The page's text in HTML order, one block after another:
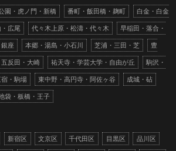
園・虎ノ門・新橋 番町・飯田橋・麹町 白金・白金
広尾 代々木上原・松濤・代々木 早稲田・落合・
座 本郷・湯島・小石川 芝浦・三田・芝 豊
五反田・大崎 祐天寺・学芸大学・自由が丘 駒沢・
・駒場 東中野・高円寺・阿佐ヶ谷 成城・砧
袋・板橋・王子
新宿区 文京区 千代田区 目黒区 品川区